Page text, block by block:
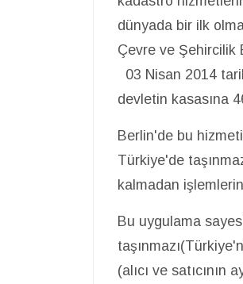
dünyada bir ilk
Çevre ve Şehircilik
03 Nisan 2014
devletin kasasına
Berlin'de bu
Türkiye'de
kalmadan
Bu uygulama
(alıcı ve